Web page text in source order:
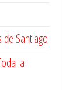
de Santiago
la